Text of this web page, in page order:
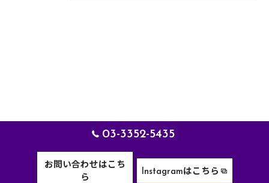
03-3352-5435
お問い合わせはこち
ら
Instagramはこちら